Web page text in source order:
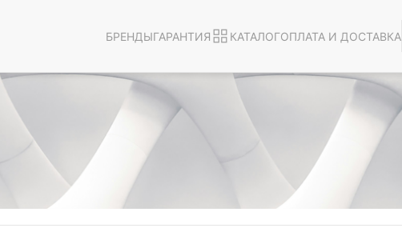
БРЕНДЫГАРАНТИЯ КАТАЛОГОПЛАТА И ДОСТАВКА